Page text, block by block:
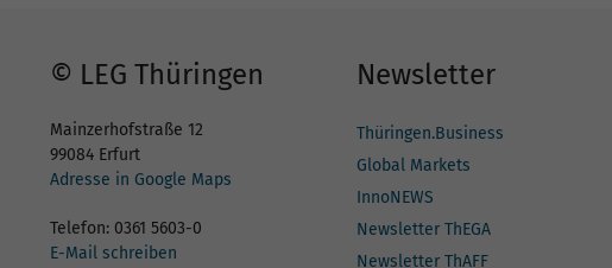
© LEG Thüringen
Mainzerhofstraße 12
99084 Erfurt
Adresse in Google Maps
Telefon: 0361 5603-0
E-Mail schreiben
Newsletter
Thüringen.Business
Global Markets
InnoNEWS
Newsletter ThEGA
Newsletter ThAFF